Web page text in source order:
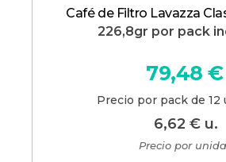
Café de Filtro Lavazza
226,8gr por pack
6,62€ u.
79,48€
Precio por pack de 12
Precio por